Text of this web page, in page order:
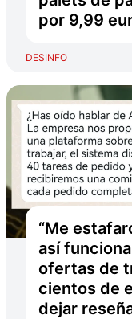
por 9,99
DESINFO
“Me
así
ofertas de
cientos de
dejar